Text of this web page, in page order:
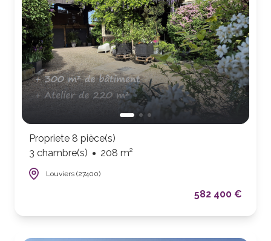
Propriete 8 pièce(s)
3 chambre(s)
208 m²
Louviers (27400)
582 400 €